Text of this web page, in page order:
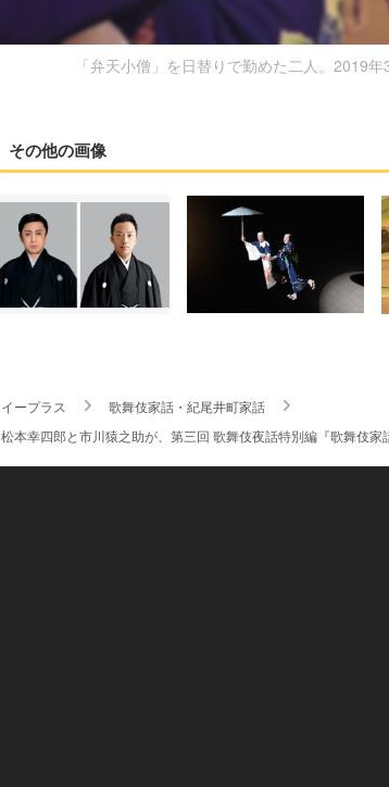
「弁天小僧」を日替りで勤めた二人。2019
その他の画像
イープラス
歌舞伎家話・紀尾井町家話
松本幸四郎と市川猿之助が、第三回 歌舞伎夜話特別編『歌舞伎